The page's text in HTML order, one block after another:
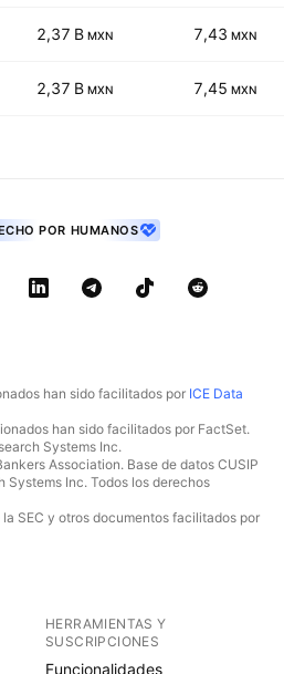
2,37 B MXN 7,43 MXN
2,37 B MXN 7,45 MXN
POR HUMANOS
han sido facilitados por ICE Data
han sido facilitados por FactSet.
Systems Inc.
Association. Base de datos CUSIP
Inc. Todos los derechos
SEC y otros documentos facilitados por
HERRAMIENTAS Y
SUSCRIPCIONES
Funcionalidades